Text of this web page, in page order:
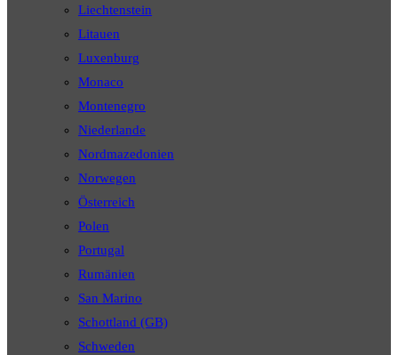
Liechtenstein
Litauen
Luxenburg
Monaco
Montenegro
Niederlande
Nordmazedonien
Norwegen
Österreich
Polen
Portugal
Rumänien
San Marino
Schottland (GB)
Schweden